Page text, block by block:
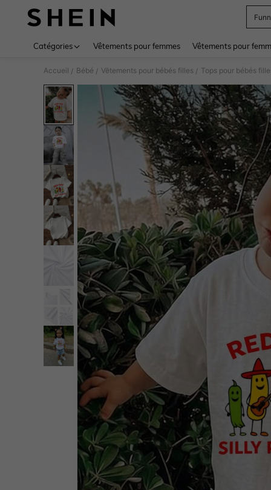
Catégories Vêtements pour femmes Vêtements pour
Accueil / Bébé / Vêtements pour bébés filles / Tops pour bébés